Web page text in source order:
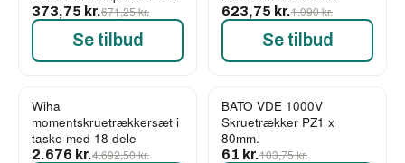
373,75 kr.671,25 kr.
Se tilbud
623,75 kr.1.090 kr.
Se tilbud
-43%
Wiha
momentskruetrækkersæt i
taske med 18 dele
2.676 kr.4.692,50 kr.
-41%
BATO VDE 1000V
Skruetrækker PZ1 x
80mm.
61 kr.103,75 kr.